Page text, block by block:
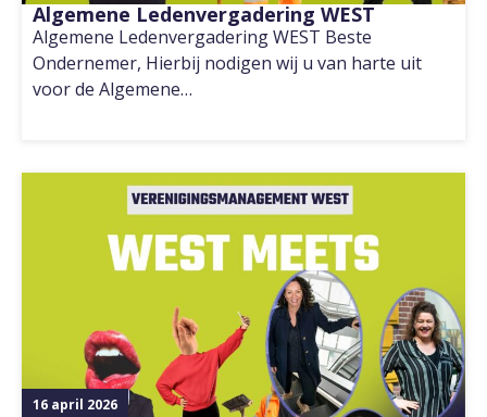
Algemene Ledenvergadering WEST
Algemene Ledenvergadering WEST Beste
Ondernemer, Hierbij nodigen wij u van harte uit
voor de Algemene…
16 april 2026